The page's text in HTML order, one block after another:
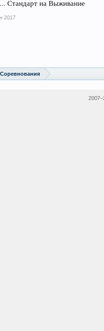
Стандарт на Выживание
2017
Соревнования
2007–